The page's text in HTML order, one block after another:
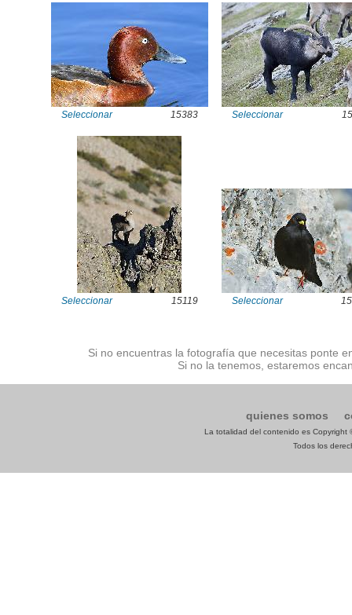
Seleccionar 15383 Seleccionar
Seleccionar 15119 Seleccionar
Si no encuentras la fotografía que necesitas ponte
Si no la tenemos, estaremos
quienes somos
La totalidad del contenido es
Todos los